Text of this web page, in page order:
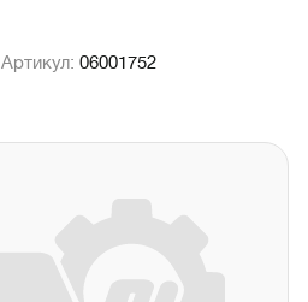
Артикул: 06001752